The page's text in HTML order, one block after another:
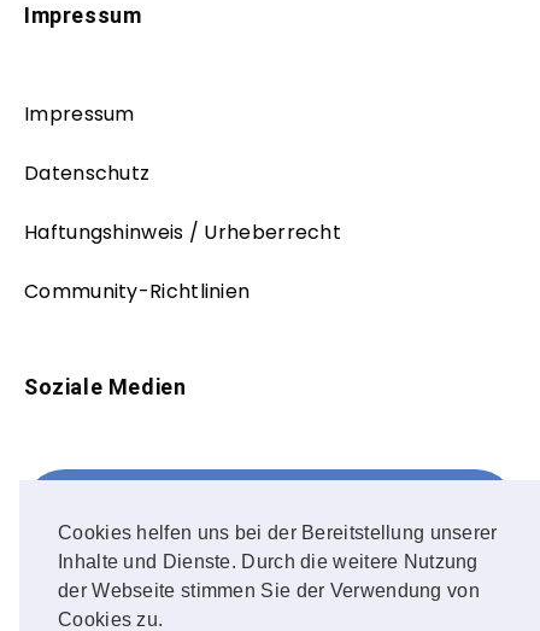
Cookies helfen uns bei der Bereitstellung unserer
Inhalte und Dienste. Durch die weitere Nutzung
der Webseite stimmen Sie der Verwendung von
Cookies zu.
Impressum
Impressum
Datenschutz
Haftungshinweis / Urheberrecht
Community-Richtlinien
Soziale Medien
FOLLOW ME!
Instagram
OUR PHOTOS!